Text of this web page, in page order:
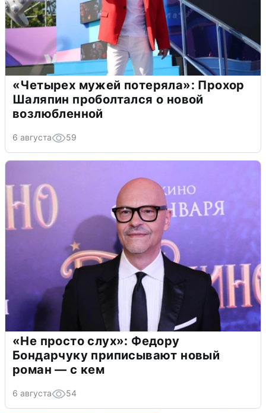
«Четырех мужей потеряла»: Прохор
Шаляпин проболтался о новой
возлюбленной
6 августа 59
«Не просто слух»: Федору
Бондарчуку приписывают новый
роман — с кем
6 августа 54